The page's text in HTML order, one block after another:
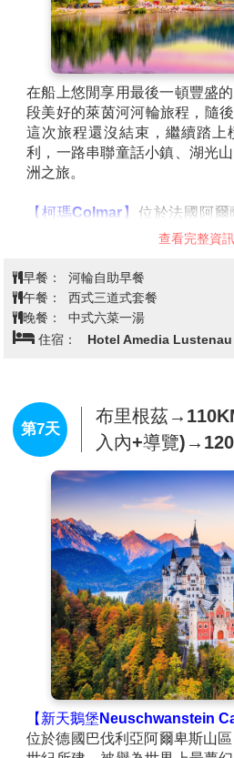
在船上悠閒享用最後一頓豐盛
段美好的萊茵河河輪旅程，隨
這次旅程還沒結束，繼續踏上
利，一路串聯童話小鎮、湖光
洲之旅。
【柯瑪Colmar】 位於法國阿爾
童話氛圍的小鎮，以色彩繽紛
間保留著濃厚的法德文化融合
故事書的場景，精緻的建築細
最迷人的風景之一。
【蒂蒂湖Titisee】
於德國黑森
步其中可感受悠閒步調與湖光
體驗黑森林之美不可錯過的經典
【布里根茲Bregenz】是一座
氣息的迷人城市，背倚阿爾卑
致開闊優雅，自古即為重要的
具代表性的布里根茲湖上歌劇
出，結合壯麗自然景觀與精緻
特色的文化盛事，讓這座城市
力。
上午09:00抵達【史特拉斯堡】
查看完整資訊
早餐：
河輪自助早餐
午餐：
西式三道式套餐
晚餐：
中式六菜一湯
住宿：
Hotel Amedia Lustenau
第7天
布里根茲
入內+導覽
【新天鵝堡Neuschwanstein
位於德國巴伐利亞阿爾卑斯山